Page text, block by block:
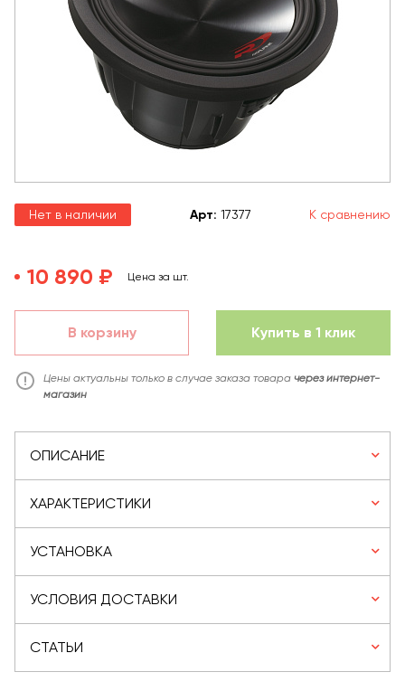
Нет в наличии Арт: 17377 К сравнению
10 890 ₽ Цена за шт.
В корзину Купить в 1 клик
Цены актуальны только в случае заказа товара через интернет-
магазин
ОПИСАНИЕ
ХАРАКТЕРИСТИКИ
УСТАНОВКА
УСЛОВИЯ ДОСТАВКИ
СТАТЬИ